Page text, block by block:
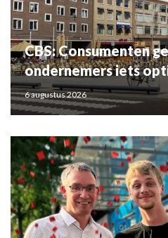
CBS: Consumenten
ondernemers iets
6 augustus 2026